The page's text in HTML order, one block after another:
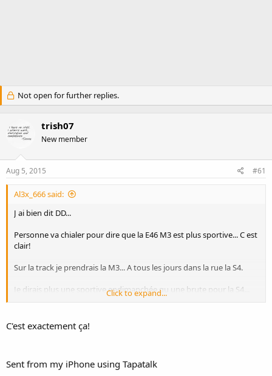
Not open for further replies.
trish07
New member
Aug 5, 2015 #61
Al3x_666 said:
J ai bien dit DD...
Personne va chialer pour dire que la E46 M3 est plus sportive... C est
clair!
Sur la track je prendrais la M3... A tous les jours dans la rue la S4.
Je dirais plus une sportive endimanchée qu une brute pour la S4...
Click to expand...
C'est exactement ça!
Sent from my iPhone using Tapatalk